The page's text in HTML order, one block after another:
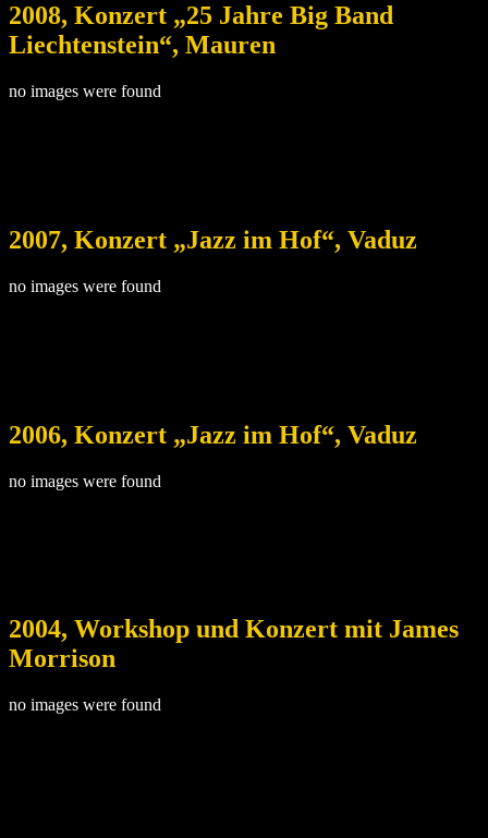
2008, Konzert „25 Jahre Big Band
Liechtenstein“, Mauren
no images were found
2007, Konzert „Jazz im Hof“, Vaduz
no images were found
2006, Konzert „Jazz im Hof“, Vaduz
no images were found
2004, Workshop und Konzert mit James
Morrison
no images were found